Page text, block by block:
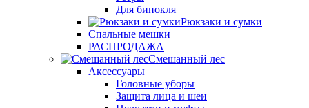
Для бинокля
Рюкзаки и сумки
Спальные мешки
РАСПРОДАЖА
Смешанный лес
Аксессуары
Головные уборы
Защита лица и шеи